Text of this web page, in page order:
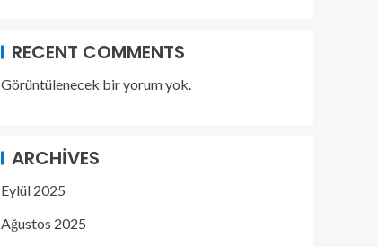
RECENT COMMENTS
Görüntülenecek bir yorum yok.
ARCHIVES
Eylül 2025
Ağustos 2025